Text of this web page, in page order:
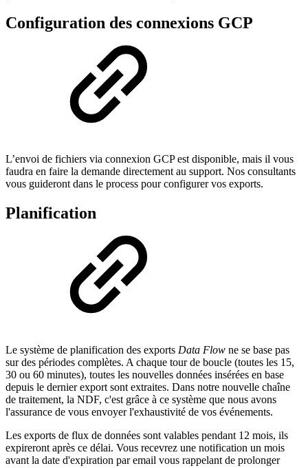
Configuration des connexions GCP
L’envoi de fichiers via connexion GCP est disponible, mais il vous
faudra en faire la demande directement au support. Nos consultants
vous guideront dans le process pour configurer vos exports.
Planification
Le système de planification des exports Data Flow ne se base pas
sur des périodes complètes. A chaque tour de boucle (toutes les 15,
30 ou 60 minutes), toutes les nouvelles données insérées en base
depuis le dernier export sont extraites. Dans notre nouvelle chaîne
de traitement, la NDF, c'est grâce à ce système que nous avons
l'assurance de vous envoyer l'exhaustivité de vos événements.
Les exports de flux de données sont valables pendant 12 mois, ils
expireront après ce délai. Vous recevrez une notification un mois
avant la date d'expiration par email vous rappelant de prolonger